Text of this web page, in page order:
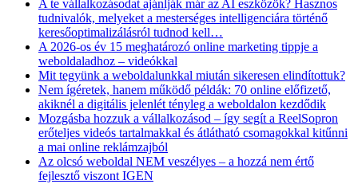
A te vállalkozásodat ajánlják már az AI eszközök? Hasznos
tudnivalók, melyeket a mesterséges intelligenciára történő
keresőoptimalizálásról tudnod kell…
A 2026-os év 15 meghatározó online marketing tippje a
weboldaladhoz – videókkal
Mit tegyünk a weboldalunkkal miután sikeresen elindítottuk?
Nem ígéretek, hanem működő példák: 70 online előfizető,
akiknél a digitális jelenlét tényleg a weboldalon kezdődik
Mozgásba hozzuk a vállalkozásod – így segít a ReelSopron
erőteljes videós tartalmakkal és átlátható csomagokkal kitűnni
a mai online reklámzajból
Az olcsó weboldal NEM veszélyes – a hozzá nem értő
fejlesztő viszont IGEN